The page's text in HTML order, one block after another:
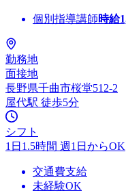
個別指導講師時給
勤務地
面接地
長野県千曲市桜堂512-2
屋代駅 徒歩5分
シフト
1日1.5時間 週1日からOK
交通費支給
未経験OK